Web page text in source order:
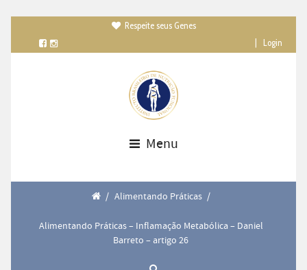
Respeite seus Genes
Login
Menu
/ Alimentando Práticas /
Alimentando Práticas – Inflamação Metabólica – Daniel
Barreto – artigo 26